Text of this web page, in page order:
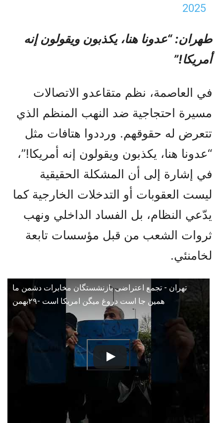
2025
طهران: “عدونا هنا، يكذبون ويقولون إنه
أمريكا!”
في العاصمة، نظم متقاعدو الاتصالات
مسيرة احتجاجية ضد النهب المنظم الذي
تتعرض له حقوقهم. ورددوا هتافات مثل
“عدونا هنا، يكذبون ويقولون إنه أمريكا!”،
في إشارة إلى أن المشكلة الحقيقية
ليست العقوبات أو التدخلات الخارجية كما
يدّعي النظام، بل الفساد الداخلي ونهب
ثروات الشعب من قبل مؤسسات تابعة
لخامنئي.
تهران - تجمع اعتراضی بازنشستگان مخابرات دشمن ما
همین جا است دروغ میگن امریکا است -۲۹بهمن